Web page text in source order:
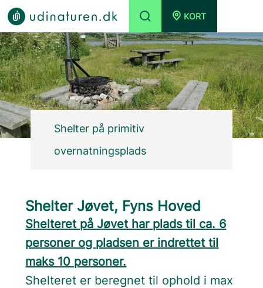
KORT
Shelter på primitiv
overnatningsplads
Shelter Jøvet, Fyns Hoved
Shelteret på Jøvet har plads til ca. 6
personer og pladsen er indrettet til
maks 10 personer.
Shelteret er beregnet til ophold i max